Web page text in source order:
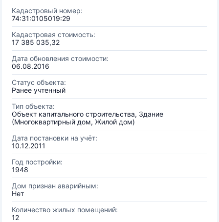
Кадастровый номер:
74:31:0105019:29
Кадастровая стоимость:
17 385 035,32
Дата обновления стоимости:
06.08.2016
Статус объекта:
Ранее учтенный
Тип объекта:
Объект капитального строительства, Здание
(Многоквартирный дом, Жилой дом)
Дата постановки на учёт:
10.12.2011
Год постройки:
1948
Дом признан аварийным:
Нет
Количество жилых помещений:
12